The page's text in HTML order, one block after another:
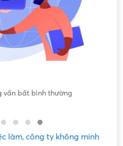
vấn bất bình thường
làm, công ty không minh